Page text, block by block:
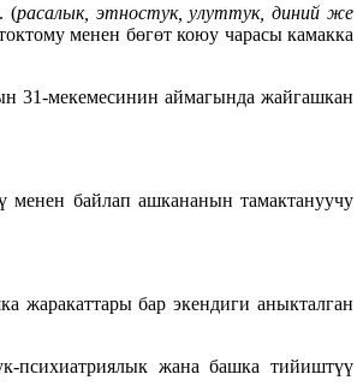
(расалык, этностук, улуттук, диний же
менен бөгөт коюу чарасы камакка
31-мекемесинин аймагында жайгашкан
байлап ашкананын тамактануучу
бар экендиги аныкталган
психиатриялык жана башка тийиштүү